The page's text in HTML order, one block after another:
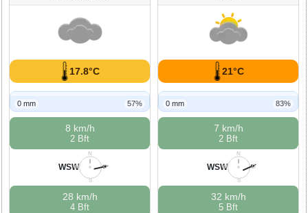
17.8°C
0 mm 57%
8 km/h
2 Bft
N
O
S
W
WSW
28 km/h
4 Bft
21°C
0 mm 83%
7 km/h
2 Bft
N
O
S
W
WSW
32 km/h
5 Bft